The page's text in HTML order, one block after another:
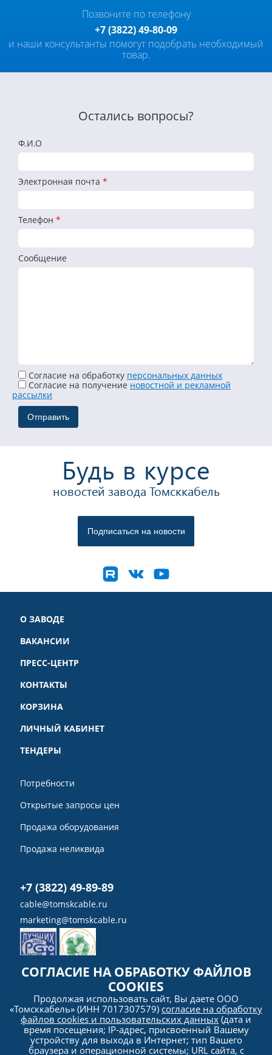
Позвоните по телефону
+7 (3822) 49-80-09
и наши консультанты помогут подобрать необходимый
товар.
Остались вопросы?
Ф.И.О
Электронная почта *
Телефон *
Сообщение
Согласие на обработку персональных данных
Cогласие на получение новостной и рекламной
рассылки
Будь в курсе
новостей завода Томсккабель
О ЗАВОДЕ
ВАКАНСИИ
ПРЕСС-ЦЕНТР
КОНТАКТЫ
КОРЗИНА
ЛИЧНЫЙ КАБИНЕТ
ТЕНДЕРЫ
Потребности
Открытые запросы цен
Продажа оборудования
Продажа неликвида
+7 (3822) 49-89-89
cable@tomskcable.ru
marketing@tomskcable.ru
Ru Eng
СОГЛАСИЕ НА ОБРАБОТКУ ФАЙЛОВ
COOKIES
Продолжая использовать сайт, Вы даете ООО
«Томсккабель» (ИНН 7017307579) согласие на обработку
файлов cookies и пользовательских данных (дата и
время посещения; IP-адрес, присвоенный Вашему
устройству для выхода в Интернет; тип Вашего
браузера и операционной системы; URL сайта, с